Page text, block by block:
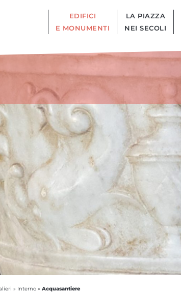
EDIFICI
E MONUMENTI
LA PIAZZA
NEI SECOLI
» Interno » Acquasantiere